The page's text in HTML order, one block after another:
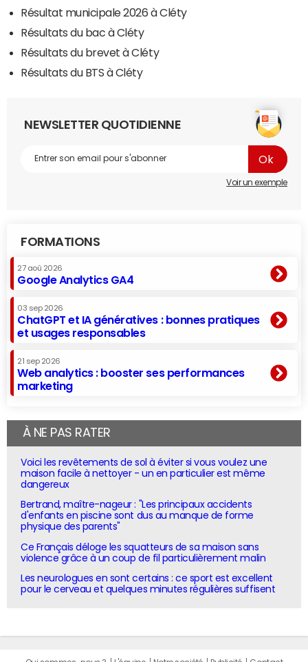
Résultat municipale 2026 à Cléty
Résultats du bac à Cléty
Résultats du brevet à Cléty
Résultats du BTS à Cléty
NEWSLETTER QUOTIDIENNE
Voir un exemple
FORMATIONS
27 aoû 2026
Google Analytics GA4
03 sep 2026
ChatGPT et IA génératives : bonnes pratiques
et usages responsables
21 sep 2026
Web analytics : booster ses performances
marketing
À NE PAS RATER
Voici les revêtements de sol à éviter si vous voulez une
maison facile à nettoyer - un en particulier est même
dangereux
Bertrand, maître-nageur : "Les principaux accidents
d'enfants en piscine sont dus au manque de forme
physique des parents"
Ce Français déloge les squatteurs de sa maison sans
violence grâce à un coup de fil particulièrement malin
Les neurologues en sont certains : ce sport est excellent
pour le cerveau et quelques minutes régulières suffisent